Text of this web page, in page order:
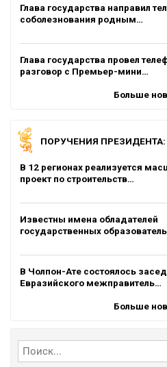
Глава государства направил
соболезнования родным…
Глава государства провел
разговор с Премьер-мини…
Больше
ПОРУЧЕНИЯ
В 12 регионах реализуется
проект по строительств…
Известны имена обладателей
государственных
В Чолпон-Ате состоялось
Евразийского межправитель…
Больше